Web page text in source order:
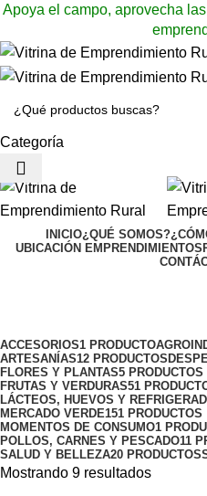
Apoya el campo, aprovecha
Categoría
Menu
INICIO¿QUÉ SOMOS?
UBICACIÓN EMPRENDIMIENTOS
ACCESORIOS1 PRODUCTO
ARTESANÍAS12 PRODUCTOS
FLORES Y PLANTAS5 PRODUCTOS
FRUTAS Y VERDURAS51
LÁCTEOS, HUEVOS Y
MERCADO VERDE151 PRODUCTOS
MOMENTOS DE CONSUMO1
POLLOS, CARNES Y PESCADO11
SALUD Y BELLEZA20 PRODUCTOS
Mostrando 9 resultados